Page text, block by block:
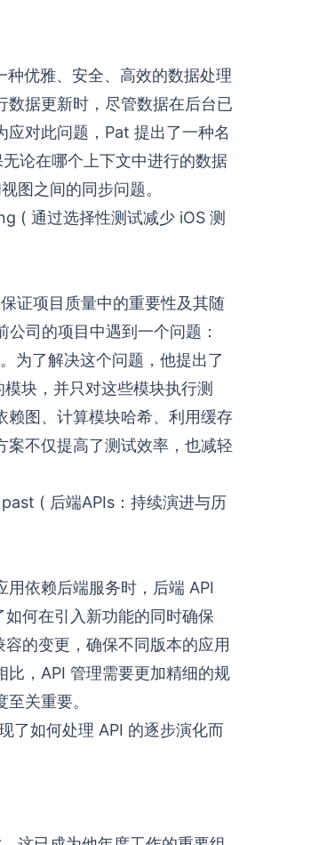
优雅、安全、高效的数据处理
据更新时，尽管数据在后台已
应对此问题，Pat 提出了一种名
论在哪个上下文中进行的数据
图之间的同步问题。
( 通过选择性测试减少 iOS 测
证项目质量中的重要性及其随
司的项目中遇到一个问题：
为了解决这个问题，他提出了
块，并只对这些模块执行测
赖图、计算模块哈希、利用缓存
案不仅提高了测试效率，也减轻
( 后端APIs：持续演进与历
依赖后端服务时，后端 API
何在引入新功能的同时确保
的变更，确保不同版本的应用
，API 管理需要更加精细的规
关重要。
了如何处理 API 的逐步演化而